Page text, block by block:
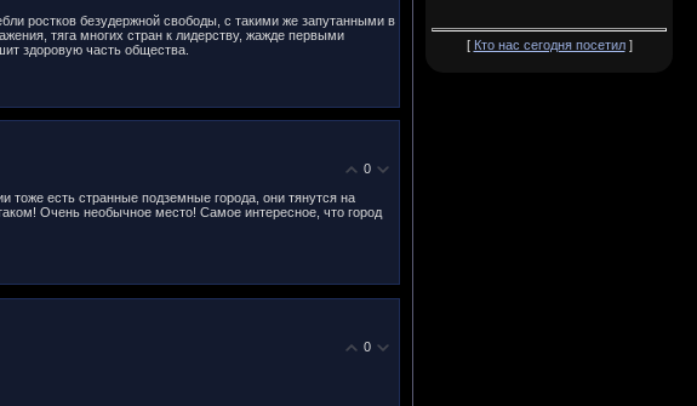
ростков безудержной свободы, с такими же запутанными в
тяга многих стран к лидерству, жажде первыми
здоровую часть общества.
0
есть странные подземные города, они тянутся на
Очень необычное место! Самое интересное, что город
0
[ Кто нас сегодня посетил]